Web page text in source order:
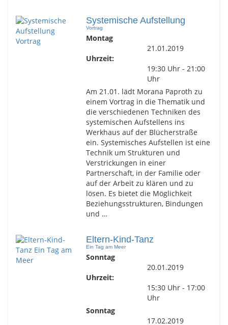
Systemische Aufstellung
Vortrag
Montag
21.01.2019
Uhrzeit:
19:30 Uhr - 21:00
Uhr
Am 21.01. lädt Morana Paproth zu
einem Vortrag in die Thematik und
die verschiedenen Techniken des
systemischen Aufstellens ins
Werkhaus auf der Blücherstraße
ein. Systemisches Aufstellen ist eine
Technik um Strukturen und
Verstrickungen in einer
Partnerschaft, in der Familie oder
auf der Arbeit zu klären und zu
lösen. Es bietet die Möglichkeit
Beziehungsstrukturen, Bindungen
und …
Eltern-Kind-Tanz
Ein Tag am Meer
Sonntag
20.01.2019
Uhrzeit:
15:30 Uhr - 17:00
Uhr
Sonntag
17.02.2019